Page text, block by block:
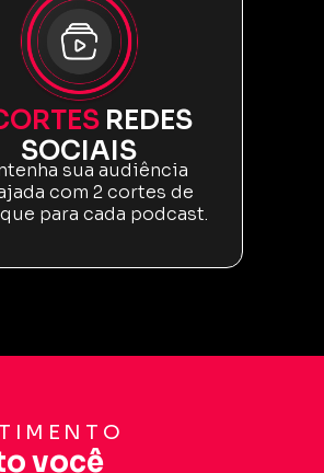
REDES
SOCIAIS
sua audiência
com 2 cortes de
para cada podcast.
você